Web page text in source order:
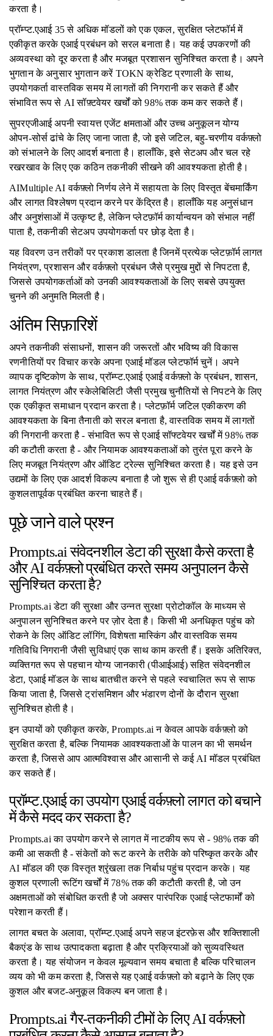
करता है।
प्रॉम्प्ट.एआई 35 से अधिक मॉडलों को एक एकल, सुरक्षित प्लेटफॉर्म में
एकीकृत करके एआई प्रबंधन को सरल बनाता है। यह कई उपकरणों की
अव्यवस्था को दूर करता है और मजबूत प्रशासन सुनिश्चित करता है। अपने
भुगतान के अनुसार भुगतान करें TOKN क्रेडिट प्रणाली के साथ,
उपयोगकर्ता वास्तविक समय में लागतों की निगरानी कर सकते हैं और
संभावित रूप से AI सॉफ़्टवेयर खर्चों को 98% तक कम कर सकते हैं।
सुपरएजीआई अपनी स्वायत्त एजेंट क्षमताओं और उच्च अनुकूलन योग्य
ओपन-सोर्स ढांचे के लिए जाना जाता है, जो इसे जटिल, बहु-चरणीय वर्कफ़्लो
को संभालने के लिए आदर्श बनाता है। हालाँकि, इसे सेटअप और चल रहे
रखरखाव के लिए एक कठिन तकनीकी सीखने की आवश्यकता होती है।
AIMultiple AI वर्कफ़्लो निर्णय लेने में सहायता के लिए विस्तृत बेंचमार्किंग
और लागत विश्लेषण प्रदान करने पर केंद्रित है। हालाँकि यह अनुसंधान
और अनुशंसाओं में उत्कृष्ट है, लेकिन प्लेटफ़ॉर्म कार्यान्वयन को संभाल नहीं
पाता है, तकनीकी सेटअप उपयोगकर्ता पर छोड़ देता है।
यह विवरण उन तरीकों पर प्रकाश डालता है जिनमें प्रत्येक प्लेटफ़ॉर्म लागत
नियंत्रण, प्रशासन और वर्कफ़्लो प्रबंधन जैसे प्रमुख मुद्दों से निपटता है,
जिससे उपयोगकर्ताओं को उनकी आवश्यकताओं के लिए सबसे उपयुक्त
चुनने की अनुमति मिलती है।
अंतिम सिफ़ारिशें
अपने तकनीकी संसाधनों, शासन की जरूरतों और भविष्य की विकास
रणनीतियों पर विचार करके अपना एआई मॉडल प्लेटफॉर्म चुनें। अपने
व्यापक दृष्टिकोण के साथ, प्रॉम्प्ट.एआई एआई वर्कफ़्लो के प्रबंधन, शासन,
लागत नियंत्रण और स्केलेबिलिटी जैसी प्रमुख चुनौतियों से निपटने के लिए
एक एकीकृत समाधान प्रदान करता है। प्लेटफ़ॉर्म जटिल एकीकरण की
आवश्यकता के बिना तैनाती को सरल बनाता है, वास्तविक समय में लागतों
की निगरानी करता है - संभावित रूप से एआई सॉफ्टवेयर खर्चों में 98% तक
की कटौती करता है - और नियामक आवश्यकताओं को तुरंत पूरा करने के
लिए मजबूत नियंत्रण और ऑडिट ट्रेल्स सुनिश्चित करता है। यह इसे उन
उद्यमों के लिए एक आदर्श विकल्प बनाता है जो शुरू से ही एआई वर्कफ़्लो को
कुशलतापूर्वक प्रबंधित करना चाहते हैं।
पूछे जाने वाले प्रश्न
Prompts.ai संवेदनशील डेटा की सुरक्षा कैसे करता है
और AI वर्कफ़्लो प्रबंधित करते समय अनुपालन कैसे
सुनिश्चित करता है?
Prompts.ai डेटा की सुरक्षा और उन्नत सुरक्षा प्रोटोकॉल के माध्यम से
अनुपालन सुनिश्चित करने पर ज़ोर देता है। किसी भी अनधिकृत पहुंच को
रोकने के लिए ऑडिट लॉगिंग, विशेषता मास्किंग और वास्तविक समय
गतिविधि निगरानी जैसी सुविधाएं एक साथ काम करती हैं। इसके अतिरिक्त,
व्यक्तिगत रूप से पहचान योग्य जानकारी (पीआईआई) सहित संवेदनशील
डेटा, एआई मॉडल के साथ बातचीत करने से पहले स्वचालित रूप से साफ
किया जाता है, जिससे ट्रांसमिशन और भंडारण दोनों के दौरान सुरक्षा
सुनिश्चित होती है।
इन उपायों को एकीकृत करके, Prompts.ai न केवल आपके वर्कफ़्लो को
सुरक्षित करता है, बल्कि नियामक आवश्यकताओं के पालन का भी समर्थन
करता है, जिससे आप आत्मविश्वास और आसानी से कई AI मॉडल प्रबंधित
कर सकते हैं।
प्रॉम्प्ट.एआई का उपयोग एआई वर्कफ़्लो लागत को बचाने
में कैसे मदद कर सकता है?
Prompts.ai का उपयोग करने से लागत में नाटकीय रूप से - 98% तक की
कमी आ सकती है - संकेतों को रूट करने के तरीके को परिष्कृत करके और
AI मॉडल की एक विस्तृत श्रृंखला तक निर्बाध पहुंच प्रदान करके। यह
कुशल प्रणाली रूटिंग खर्चों में 78% तक की कटौती करती है, जो उन
अक्षमताओं को संबोधित करती है जो अक्सर पारंपरिक एआई प्लेटफार्मों को
परेशान करती हैं।
लागत बचत के अलावा, प्रॉम्प्ट.एआई अपने सहज इंटरफ़ेस और शक्तिशाली
बैकएंड के साथ उत्पादकता बढ़ाता है और प्रक्रियाओं को सुव्यवस्थित
करता है। यह संयोजन न केवल मूल्यवान समय बचाता है बल्कि परिचालन
व्यय को भी कम करता है, जिससे यह एआई वर्कफ़्लो को बढ़ाने के लिए एक
कुशल और बजट-अनुकूल विकल्प बन जाता है।
Prompts.ai गैर-तकनीकी टीमों के लिए AI वर्कफ़्लो